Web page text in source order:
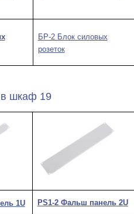
БР-2 Блок силовых
розеток
шкаф 19
1U PS1-2 Фальш панель 2U